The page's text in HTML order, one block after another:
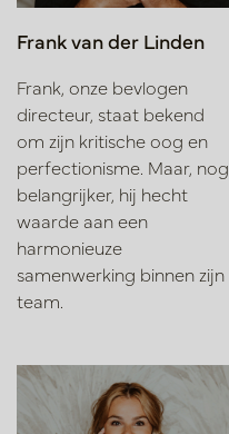
Frank van der Linden
Frank, onze bevlogen
directeur, staat bekend
om zijn kritische oog en
perfectionisme. Maar, nog
belangrijker, hij hecht
waarde aan een
harmonieuze
samenwerking binnen zijn
team.